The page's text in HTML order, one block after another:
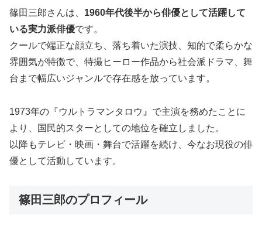
篠田三郎さんは、 1960年代後半から俳優として活躍して
いる実力派俳優です。
クールで端正な顔立ち、落ち着いた演技、知的で柔らかな
雰囲気が特徴で、特撮ヒーロー作品から社会派ドラマ、舞
台まで幅広いジャンルで存在感を放っています。
1973年の『ウルトラマンタロウ』で主演を務めたことに
より、国民的スターとしての地位を確立しました。
以降もテレビ・映画・舞台で活躍を続け、今なお現役の俳
優として活動しています。
篠田三郎のプロフィール